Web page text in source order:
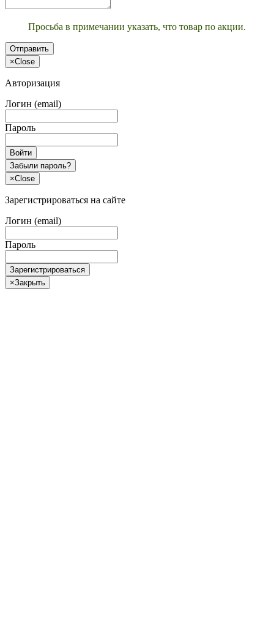
Просьба в примечании указать, что товар по акции.
Отправить
×Close
Авторизация
Логин (email)
Пароль
Войти
Забыли пароль?
×Close
Зарегистрироваться на сайте
Логин (email)
Пароль
Зарегистрироваться
×Закрыть